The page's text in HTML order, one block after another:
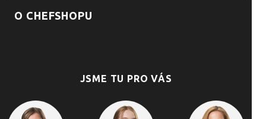
O CHEFSHOPU
JSME TU PRO VÁS